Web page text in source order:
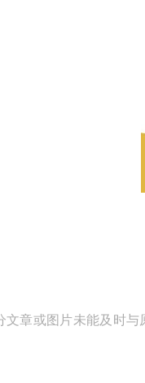
文章或图片未能及时